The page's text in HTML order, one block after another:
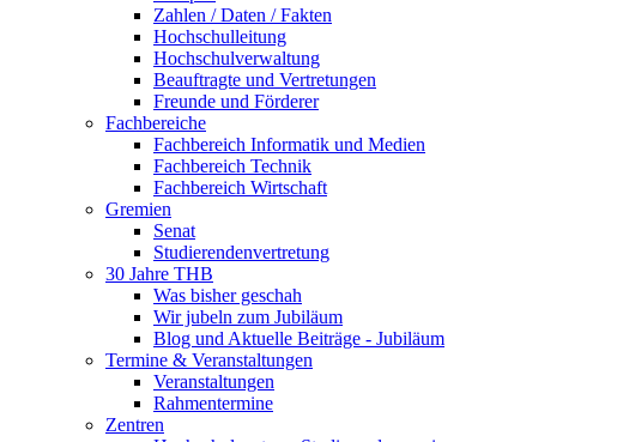
Zahlen / Daten / Fakten
Hochschulleitung
Hochschulverwaltung
Beauftragte und Vertretungen
Freunde und Förderer
Fachbereiche
Fachbereich Informatik und Medien
Fachbereich Technik
Fachbereich Wirtschaft
Gremien
Senat
Studierendenvertretung
30 Jahre THB
Was bisher geschah
Wir jubeln zum Jubiläum
Blog und Aktuelle Beiträge - Jubiläum
Termine & Veranstaltungen
Veranstaltungen
Rahmentermine
Zentren